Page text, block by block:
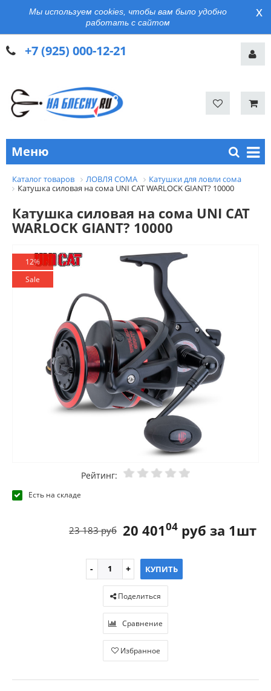
Мы используем cookies, чтобы вам было удобно
работать с сайтом
x
+7 (925) 000-12-21
Меню
Каталог товаров ЛОВЛЯ СОМА
Катушки для ловли сома
Катушка силовая на сома UNI CAT WARLOCK GIANT? 10000
Катушка силовая на сома UNI CAT
WARLOCK GIANT? 10000
12%
Sale
Рейтинг:
Есть на складе
20 40104 руб за 1шт
23 183 руб
КУПИТЬ
Поделиться
Сравнение
Избранное